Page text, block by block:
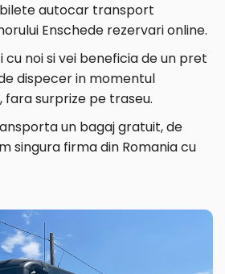
autocar transport
Enschede rezervari online.
noi si vei beneficia de un pret
dispecer in momentul
surprize pe traseu.
un bagaj gratuit, de
singura firma din Romania cu